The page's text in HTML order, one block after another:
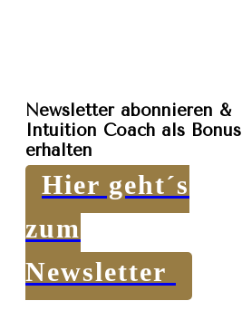
Newsletter abonnieren &
Intuition Coach als Bonus
erhalten
Hier geht´s
zum
Newsletter